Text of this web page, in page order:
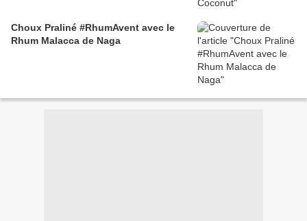
Choux Praliné #RhumAvent avec le
Rhum Malacca de Naga